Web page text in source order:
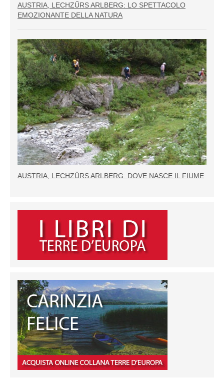
AUSTRIA, LECHZŰRS ARLBERG: LO SPETTACOLO
EMOZIONANTE DELLA NATURA
AUSTRIA, LECHZŰRS ARLBERG: DOVE NASCE IL FIUME